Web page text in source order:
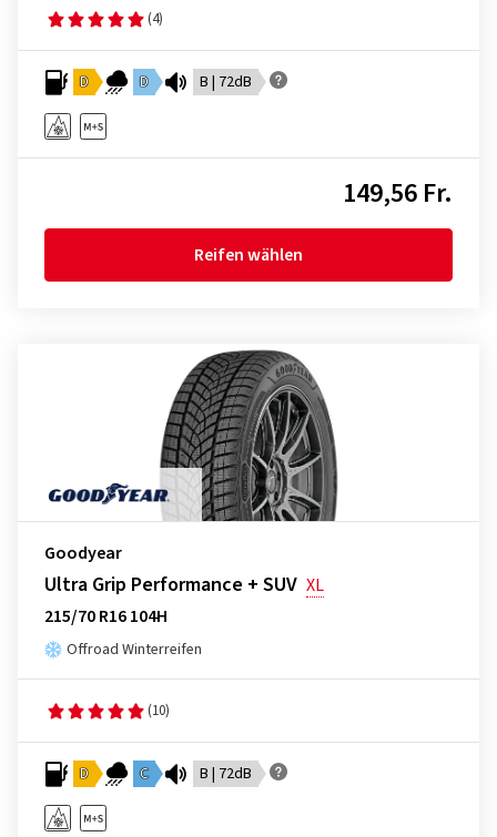
(4)
D D B | 72dB
149,56 Fr.
Reifen wählen
Goodyear
Ultra Grip Performance + SUV XL
215/70 R16 104H
Offroad Winterreifen
(10)
D C B | 72dB